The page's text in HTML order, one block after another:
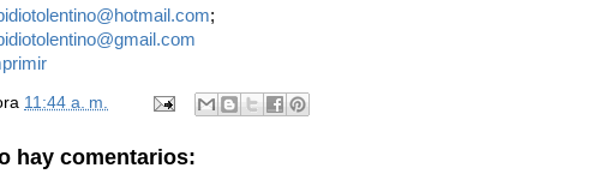
;
11:44 a. m.
hay comentarios: